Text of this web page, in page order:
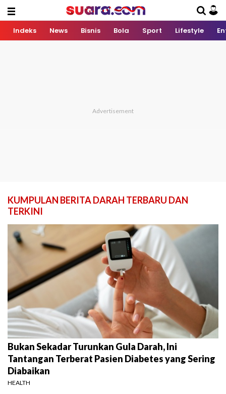
Indeks News Bisnis Bola Sport Lifestyle
KUMPULAN BERITA DARAH TERBARU DAN
TERKINI
Bukan Sekadar Turunkan Gula Darah, Ini
Tantangan Terberat Pasien Diabetes yang Sering
Diabaikan
HEALTH